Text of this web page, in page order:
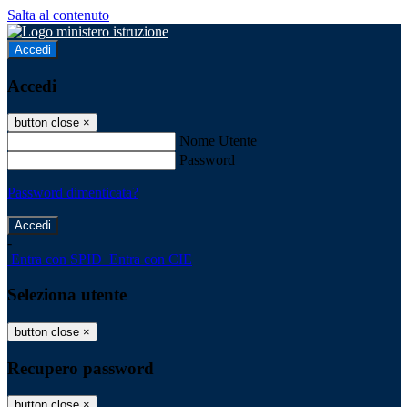
Salta al contenuto
Accedi
Accedi
button close ×
Nome Utente
Password
Password dimenticata?
-
Entra con SPID Entra con CIE
Seleziona utente
button close ×
Recupero password